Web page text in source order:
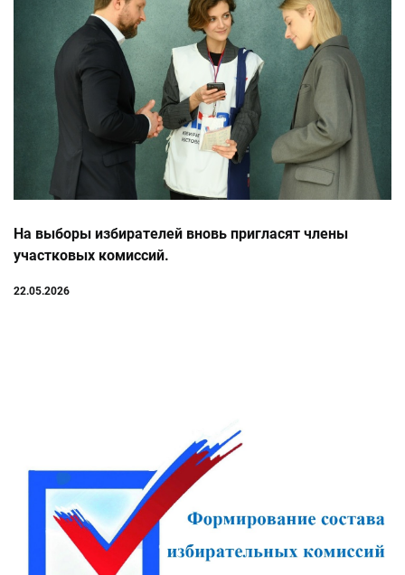
На выборы избирателей вновь пригласят члены
участковых комиссий.
22.05.2026